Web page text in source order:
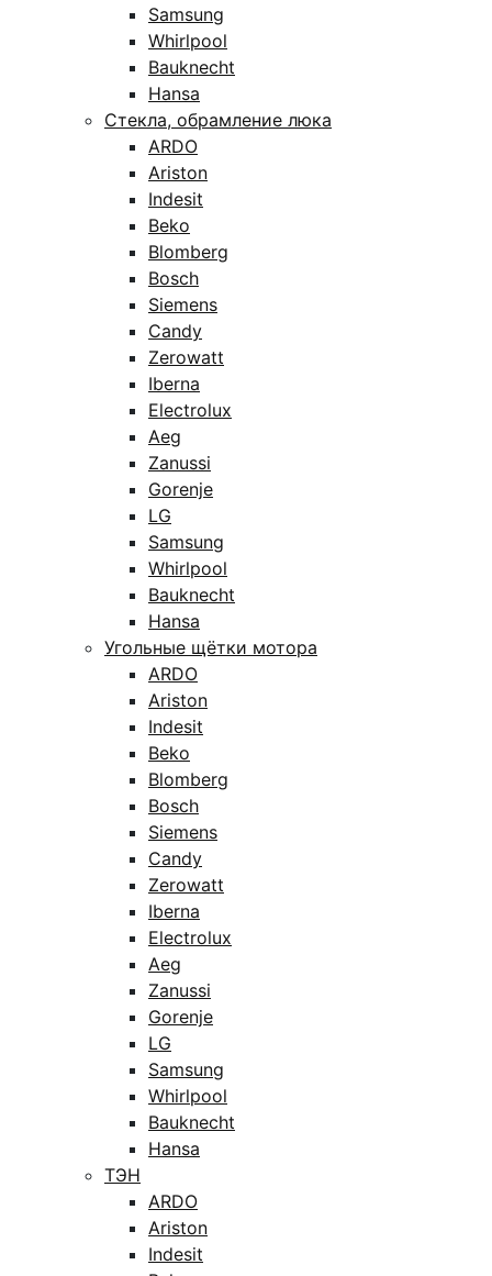
Samsung
Whirlpool
Bauknecht
Hansa
Стекла, обрамление люка
ARDO
Ariston
Indesit
Beko
Blomberg
Bosch
Siemens
Candy
Zerowatt
Iberna
Electrolux
Aeg
Zanussi
Gorenje
LG
Samsung
Whirlpool
Bauknecht
Hansa
Угольные щётки мотора
ARDO
Ariston
Indesit
Beko
Blomberg
Bosch
Siemens
Candy
Zerowatt
Iberna
Electrolux
Aeg
Zanussi
Gorenje
LG
Samsung
Whirlpool
Bauknecht
Hansa
ТЭН
ARDO
Ariston
Indesit